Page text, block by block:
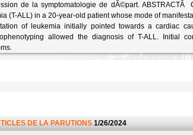
de la symptomatologie de dÃ©part.
(T-ALL) in a 20-year-old patient whose mode of
of leukemia initially pointed towards a cardiac
allowed the diagnosis of T-ALL. Initial
DE LA PARUTIONS 1/26/2024